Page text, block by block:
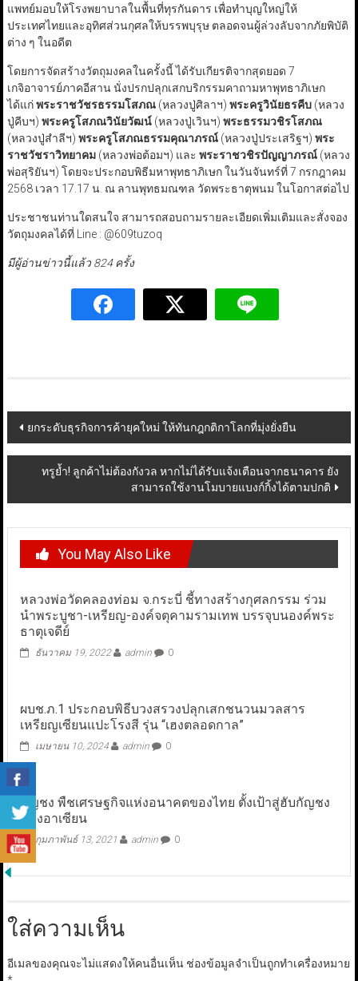
แพทย์มอบให้โรงพยาบาลในพื้นที่ทุรกันดาร เพื่อทำบุญใหญ่ให้
ประเทศไทยและอุทิศส่วนกุศลให้บรรพบุรุษ ตลอดจนผู้ล่วงลับจากภัยพิบัติ
ต่าง ๆ ในอดีต
โดยการจัดสร้างวัตถุมงคลในครั้งนี้ ได้รับเกียรติจากสุดยอด 7
เกจิอาจารย์ภาคอีสาน นั่งปรกปลุกเสกบริกรรมคาถามหาพุทธาภิเษก
ได้แก่พระราชวัชรธรรมโสภณ(หลวงปู่ศิลาฯ) พระครูวินัยธรคีบ(หลวง
ปู่คีบฯ) พระครูโสภณวินัยวัฒน์(หลวงปู่เวินฯ) พระธรรมวชิรโสภณ
(หลวงปู่สำลีฯ) พระครูโสภณธรรมคุณาภรณ์(หลวงปู่ประเสริฐฯ) พระ
ราชวัชราวิทยาคม(หลวงพ่อต้อมฯ) และ พระราชวชิรปัญญาภรณ์(หลวง
พ่อสุริยันฯ) โดยจะประกอบพิธีมหาพุทธาภิเษก ในวันจันทร์ที่ 7 กรกฎาคม
2568 เวลา 17.17 น. ณ ลานพุทธมณฑล วัดพระธาตุพนม ในโอกาสต่อไป
ประชาชนท่านใดสนใจ สามารถสอบถามรายละเอียดเพิ่มเติมและสั่งจอง
วัตถุมงคลได้ที่ Line : @609tuzoq
มีผู้อ่านข่าวนี้แล้ว 824 ครั้ง
Post
navigation
ยกระดับธุรกิจการค้ายุคใหม่ ให้ทันกฎกติกาโลกที่มุ่งยั่งยืน
ทรูย้ำ! ลูกค้าไม่ต้องกังวล หากไม่ได้รับแจ้งเตือนจากธนาคาร ยัง
สามารถใช้งานโมบายแบงก์กิ้งได้ตามปกติ
You May Also Like
หลวงพ่อวัดคลองท่อม จ.กระบี่ ชี้ทางสร้างกุศลกรรม ร่วม
นำพระบูชา-เหรียญ-องค์จตุคามรามเทพ บรรจุบนองค์พระ
ธาตุเจดีย์
ธันวาคม 19, 2022 admin 0
ผบช.ภ.1 ประกอบพิธีบวงสรวงปลุกเสกชนวนมวลสาร
เหรียญเซียนแปะโรงสี รุ่น “เฮงตลอดกาล”
เมษายน 10, 2024 admin 0
กัญชง พืชเศรษฐกิจแห่งอนาคตของไทย ตั้งเป้าสู่ฮับกัญชง
ของอาเซียน
กุมภาพันธ์ 13, 2021 admin 0
ใส่ความเห็น
อีเมลของคุณจะไม่แสดงให้คนอื่นเห็น ช่องข้อมูลจำเป็นถูกทำเครื่องหมาย